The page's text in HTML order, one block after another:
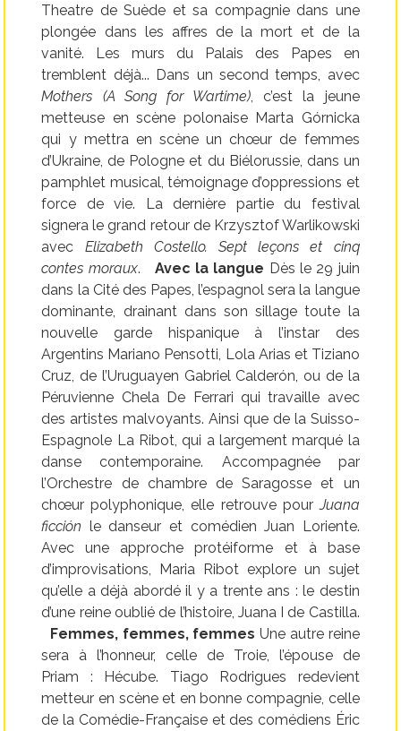
Theatre de Suède et sa compagnie dans une
plongée dans les affres de la mort et de la
vanité. Les murs du Palais des Papes en
tremblent déjà... Dans un second temps, avec
Mothers (A Song for Wartime) , c’est la jeune
metteuse en scène polonaise Marta Górnicka
qui y mettra en scène un chœur de femmes
d’Ukraine, de Pologne et du Biélorussie, dans un
pamphlet musical, témoignage d’oppressions et
force de vie. La dernière partie du festival
signera le grand retour de Krzysztof Warlikowski
avec Elizabeth Costello. Sept leçons et cinq
contes moraux. Avec la langue Dès le 29 juin
dans la Cité des Papes, l’espagnol sera la langue
dominante, drainant dans son sillage toute la
nouvelle garde hispanique à l’instar des
Argentins Mariano Pensotti, Lola Arias et Tiziano
Cruz, de l’Uruguayen Gabriel Calderón, ou de la
Péruvienne Chela De Ferrari qui travaille avec
des artistes malvoyants. Ainsi que de la Suisso-
Espagnole La Ribot, qui a largement marqué la
danse contemporaine. Accompagnée par
l’Orchestre de chambre de Saragosse et un
chœur polyphonique, elle retrouve pourJuana
ficción le danseur et comédien Juan Loriente.
Avec une approche protéiforme et à base
d’improvisations, Maria Ribot explore un sujet
qu’elle a déjà abordé il y a trente ans : le destin
d’une reine oublié de l’histoire, Juana I de Castilla.
Femmes, femmes, femmesUne autre reine
sera à l’honneur, celle de Troie, l’épouse de
Priam : Hécube. Tiago Rodrigues redevient
metteur en scène et en bonne compagnie, celle
de la Comédie-Française et des comédiens Éric